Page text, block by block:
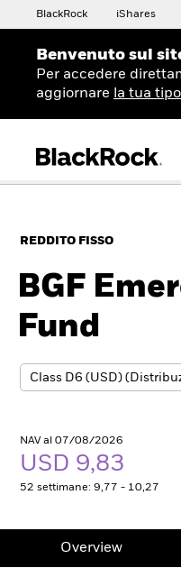
BlackRock iShares
Benvenuto sul
Per accedere
aggiornare
la tua
REDDITO FISSO
BGF
Fund
NAV al 07/08/2026
USD 9,83
52 settimane: 9,77 - 10,27
Overview